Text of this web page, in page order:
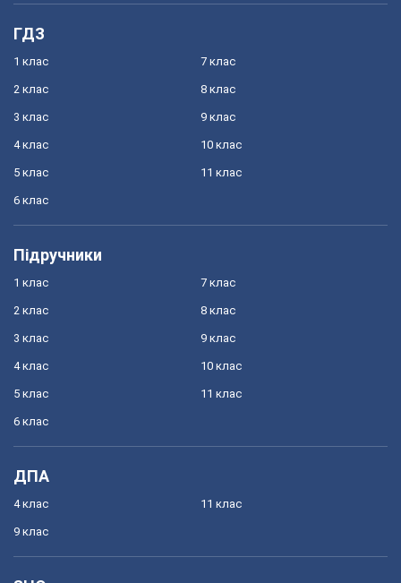
ГДЗ
1 клас
2 клас
3 клас
4 клас
5 клас
6 клас
7 клас
8 клас
9 клас
10 клас
11 клас
Підручники
1 клас
2 клас
3 клас
4 клас
5 клас
6 клас
7 клас
8 клас
9 клас
10 клас
11 клас
ДПА
4 клас
9 клас
11 клас